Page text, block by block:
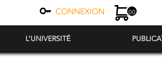
CONNEXION 00
L’UNIVERSITÉ